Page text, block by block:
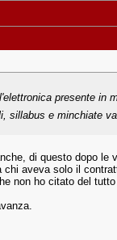
presente in
e minchiate
di questo dopo
chi aveva solo il
non ho citato del